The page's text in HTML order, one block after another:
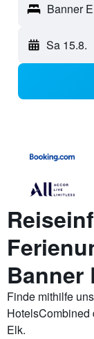
Banner
Sa 15.8.
Banner
Finde mithilfe
HotelsCombined
Elk.